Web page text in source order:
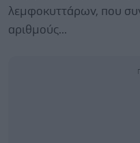
λεμφοκυττάρων, που
αριθμούς...